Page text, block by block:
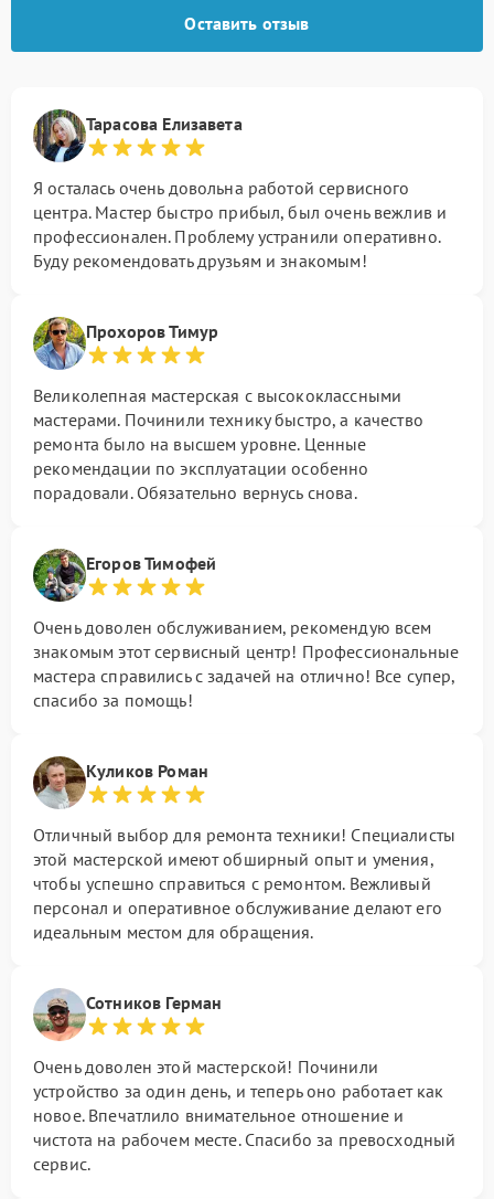
Оставить отзыв
Тарасова Елизавета
Я осталась очень довольна работой сервисного
центра. Мастер быстро прибыл, был очень вежлив и
профессионален. Проблему устранили оперативно.
Буду рекомендовать друзьям и знакомым!
Прохоров Тимур
Великолепная мастерская с высококлассными
мастерами. Починили технику быстро, а качество
ремонта было на высшем уровне. Ценные
рекомендации по эксплуатации особенно
порадовали. Обязательно вернусь снова.
Егоров Тимофей
Очень доволен обслуживанием, рекомендую всем
знакомым этот сервисный центр! Профессиональные
мастера справились с задачей на отлично! Все супер,
спасибо за помощь!
Куликов Роман
Отличный выбор для ремонта техники! Специалисты
этой мастерской имеют обширный опыт и умения,
чтобы успешно справиться с ремонтом. Вежливый
персонал и оперативное обслуживание делают его
идеальным местом для обращения.
Сотников Герман
Очень доволен этой мастерской! Починили
устройство за один день, и теперь оно работает как
новое. Впечатлило внимательное отношение и
чистота на рабочем месте. Спасибо за превосходный
сервис.